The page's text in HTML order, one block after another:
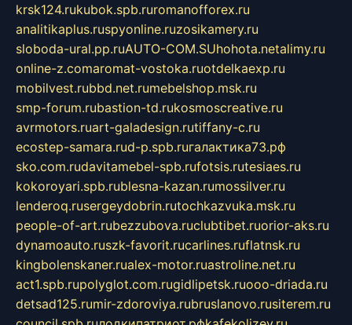
krsk124.rukubok.spb.ruromanofforex.ru
analitikaplus.ruspyonline.ruzosikamery.ru
sloboda-ural.pp.ruAUTO-COM.SUhohota.netalimy.ru
online-z.comaromat-vostoka.ruotdelkaexp.ru
mobilvest.rubbd.net.rumebelshop.msk.ru
smp-forum.rubastion-td.rukosmoscreative.ru
avrmotors.ruart-galadesign.rutiffany-c.ru
ecostep-samara.rud-p.spb.ruгалактика73.рф
sko.com.rudavitamebel-spb.rufotsis.rutesiaes.ru
kokoroyari.spb.rublesna-kazan.rumossilver.ru
lenderoq.rusergeydobrin.rutochkazvuka.msk.ru
people-of-art.rubezzubova.ruclubtibet.ruorior-aks.ru
dynamoauto.ruszk-favorit.rucarlines.ruflatnsk.ru
kingbolenskaner.rualex-motor.ruastroline.net.ru
act1.spb.rupolyglot.com.rugidlipetsk.ruooo-driada.ru
detsad125.rumir-zdoroviya.rubruslanovo.rusiterem.ru